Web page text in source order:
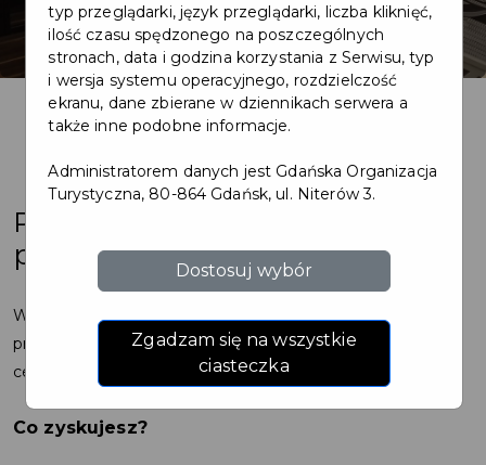
Produkty Visit Gdańsk w Twoim
punkcie sprzedaży
Współpracuj z nami w elastycznym modelu komisowym i
przyciągaj uwagę turystów oraz mieszkańców sprzedając
certyfikowane gadżety promujące Gdańsk!
Co zyskujesz?
typ przeglądarki, język przeglądarki, liczba kliknięć,
ilość czasu spędzonego na poszczególnych
stronach, data i godzina korzystania z Serwisu, typ
i wersja systemu operacyjnego, rozdzielczość
ekranu, dane zbierane w dziennikach serwera a
także inne podobne informacje.
Administratorem danych jest Gdańska Organizacja
Turystyczna, 80-864 Gdańsk, ul. Niterów 3.
Dostosuj wybór
Zgadzam się na wszystkie
ciasteczka